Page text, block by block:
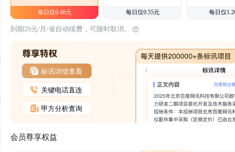
每日仅0.48元 每日仅0.55元 每日仅
到期29元/月/省自动续费，可随时取消。
标讯详情查看
关键电话直连
甲方分析查询
会员尊享权益